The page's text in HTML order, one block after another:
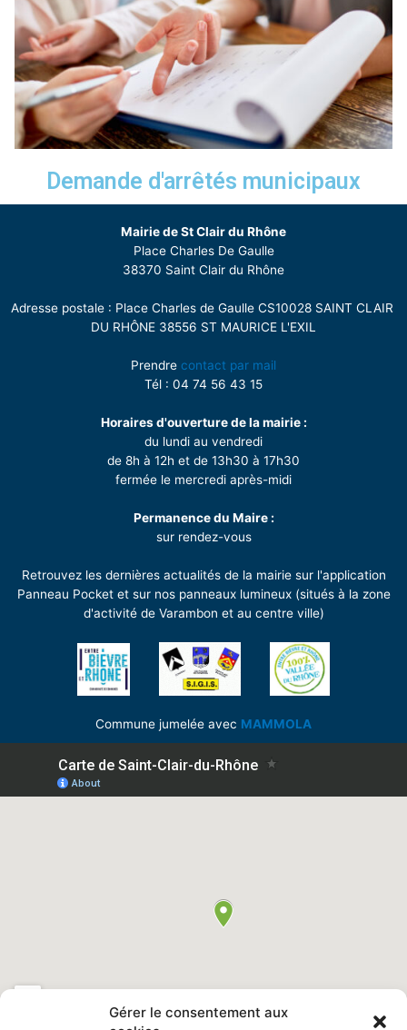
Gérer le consentement aux
Demande d'arrêtés municipaux
Mairie de St Clair du Rhône
Place Charles De Gaulle
38370 Saint Clair du Rhône
Adresse postale : Place Charles de Gaulle CS10028 SAINT CLAIR
DU RHÔNE 38556 ST MAURICE L'EXIL
Prendre contact par mail
Tél : 04 74 56 43 15
Horaires d'ouverture de la mairie :
du lundi au vendredi
de 8h à 12h et de 13h30 à 17h30
fermée le mercredi après-midi
Permanence du Maire :
sur rendez-vous
Retrouvez les dernières actualités de la mairie sur l'application
Panneau Pocket et sur nos panneaux lumineux (situés à la zone
d'activité de Varambon et au centre ville)
Commune jumelée avec MAMMOLA